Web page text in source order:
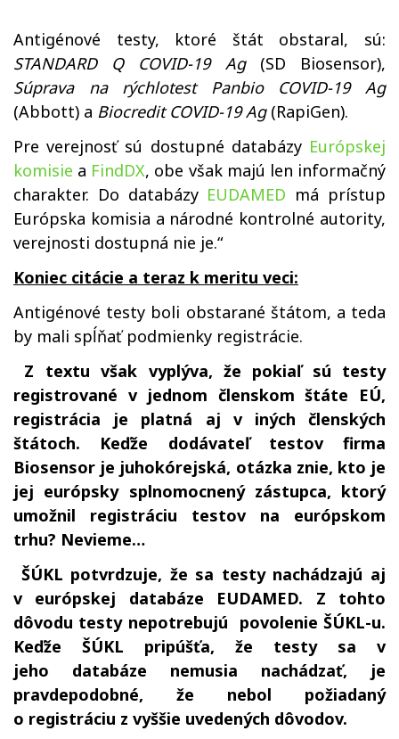
Antigénové testy, ktoré štát obstaral, sú:
STANDARD Q COVID-19 Ag(SD Biosensor),
Súprava na rýchlotest Panbio COVID-19 Ag
(Abbott) a Biocredit COVID-19 Ag(RapiGen).
Pre verejnosť sú dostupné databázy Európskej
komisie a FindDX, obe však majú len informačný
charakter. Do databázy EUDAMED má prístup
Európska komisia a národné kontrolné autority,
verejnosti dostupná nie je.“
Koniec citácie a teraz k meritu veci:
Antigénové testy boli obstarané štátom, a teda
by mali spĺňať podmienky registrácie.
Z textu však vyplýva, že pokiaľ sú testy
registrované v jednom členskom štáte EÚ,
registrácia je platná aj v iných členských
štátoch. Keďže dodávateľ testov firma
Biosensor je juhokórejská, otázka znie, kto je
jej európsky splnomocnený zástupca, ktorý
umožnil registráciu testov na európskom
trhu? Nevieme…
ŠÚKL potvrdzuje, že sa testy nachádzajú aj
v európskej databáze EUDAMED. Z tohto
dôvodu testy nepotrebujú povolenie ŠÚKL-u.
Keďže ŠÚKL pripúšťa, že testy sa v
jeho databáze nemusia nachádzať, je
pravdepodobné, že nebol požiadaný
o registráciu z vyššie uvedených dôvodov.